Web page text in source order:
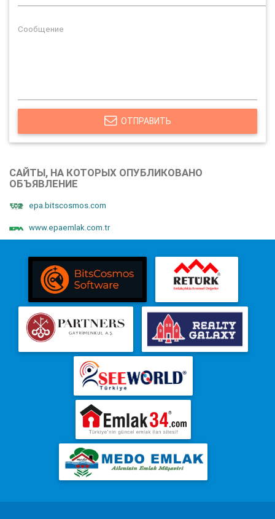
ОТПРАВИТЬ
САЙТЫ, НА КОТОРЫХ ОПУБЛИКОВАНО
ОБЪЯВЛЕНИЕ
epa.bitscosmos.com
www.epaemlak.com.tr